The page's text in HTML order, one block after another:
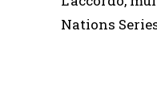
Nations